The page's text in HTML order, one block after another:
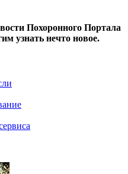
Похоронного Портала
узнать нечто новое.